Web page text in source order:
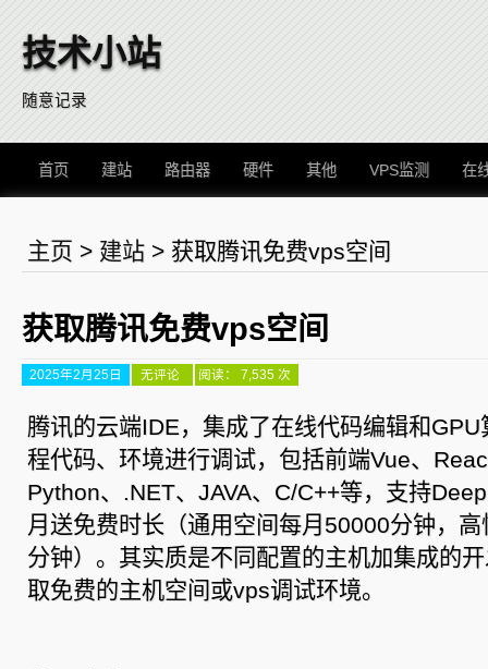
技术小站
随意记录
首页 建站 路由器 硬件 其他 VPS监测 在
主页 > 建站 > 获取腾讯免费vps空间
获取腾讯免费vps空间
2025年2月25日
获
取
讯
免
费
vps
间
无评论 阅读： 7,535 次
腾讯的云端IDE，集成了在线代码编辑和
程代码、环境进行调试，包括前端Vue、
Python、.NET、JAVA、C/C++等，支持
月送免费时长（通用空间每月50000分钟，
分钟）。其实质是不同配置的主机加集成的
取免费的主机空间或vps调试环境。